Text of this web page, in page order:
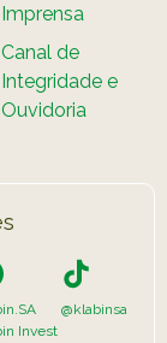
Imprensa
Canal de
Integridade e
Ouvidoria
Invest
@klabinsa